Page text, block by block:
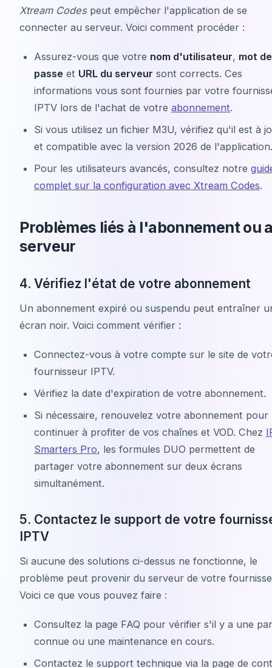
Xtream Codespeut empêcher l'application de se
connecter au serveur. Voici comment procéder :
Assurez-vous que votre nom d'utilisateur, mot de
passe et URL du serveur sont corrects. Ces
informations vous sont fournies par votre
IPTV lors de l'achat de votre abonnement.
Si vous utilisez un fichier M3U, vérifiez qu'il est à
et compatible avec la version 2026 de l'application.
Pour les utilisateurs avancés, consultez notre
complet sur la configuration avec Xtream Codes.
Problèmes liés à l'abonnement ou
serveur
4. Vérifiez l'état de votre abonnement
Un abonnement expiré ou suspendu peut entraîner
écran noir. Voici comment vérifier :
Connectez-vous à votre compte sur le site de
fournisseur IPTV.
Vérifiez la date d'expiration de votre abonnement.
Si nécessaire, renouvelez votre abonnement pour
continuer à profiter de vos chaînes et VOD. Chez
Smarters Pro, les formules DUO permettent de
partager votre abonnement sur deux écrans
simultanément.
5. Contactez le support de votre
IPTV
Si aucune des solutions ci-dessus ne fonctionne, le
problème peut provenir du serveur de votre
Voici ce que vous pouvez faire :
Consultez la page FAQ pour vérifier s'il y a une
connue ou une maintenance en cours.
Contactez le support technique via la page de